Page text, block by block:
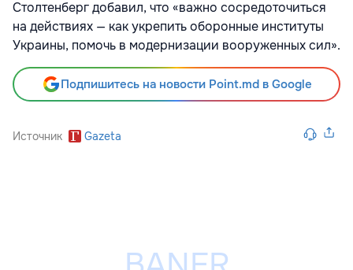
Столтенберг добавил, что «важно сосредоточиться
на действиях — как укрепить оборонные институты
Украины, помочь в модернизации вооруженных сил».
Подпишитесь на новости Point.md в Google
Источник Gazeta